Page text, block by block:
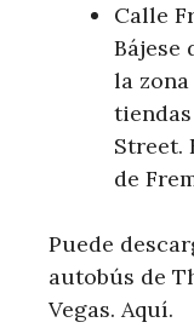
Calle
Bájese
la
Street.
de
Puede
autobús de
Vegas. Aquí.